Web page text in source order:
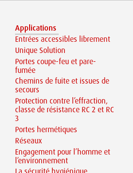
Applications
Entrées accessibles librement
Unique Solution
Portes coupe-feu et pare-
fumée
Chemins de fuite et issues de
secours
Protection contre l’effraction,
classe de résistance RC 2 et RC
3
Portes hermétiques
Réseaux
Engagement pour l’homme et
l’environnement